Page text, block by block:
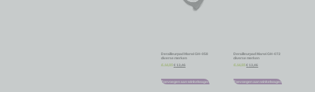
Derailleurpad Marwi GH-058
diverse merken
€ 14,95 € 13,46
Toevoegen aan winkelwagen
Derailleurpad Marwi GH-072
diverse merken
€14,95 € 13,46
Toevoegen aan winkelwagen